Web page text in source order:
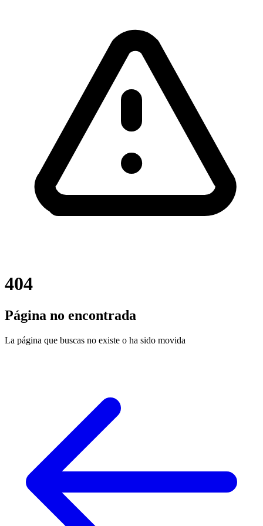
404
Página no encontrada
La página que buscas no existe o ha sido movida